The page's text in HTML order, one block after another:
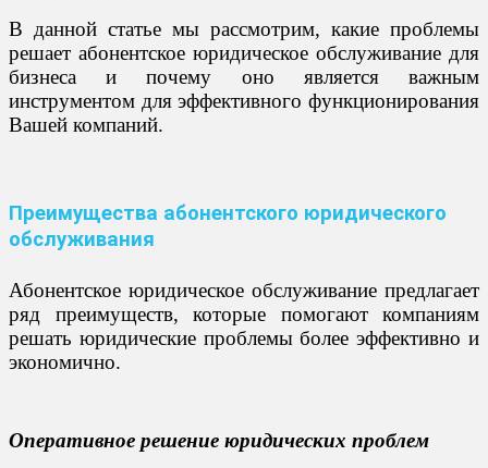
В данной статье мы рассмотрим, какие проблемы
решает абонентское юридическое обслуживание для
бизнеса и почему оно является важным
инструментом для эффективного функционирования
Вашей компаний.
Преимущества абонентского юридического
обслуживания
Абонентское юридическое обслуживание предлагает
ряд преимуществ, которые помогают компаниям
решать юридические проблемы более эффективно и
экономично.
Оперативное решение юридических проблем